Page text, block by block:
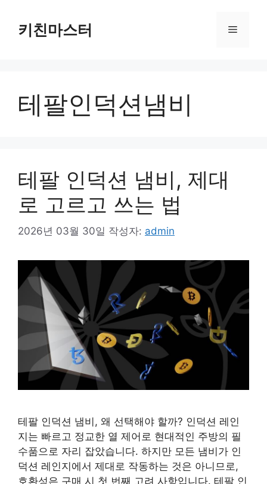
키친마스터 메
테팔인덕션냄비
테팔 인덕션 냄비, 제대
로 고르고 쓰는 법
2026년 03월 30일 작성자: admin
테팔 인덕션 냄비, 왜 선택해야 할까? 인덕션 레인
지는 빠르고 정교한 열 제어로 현대적인 주방의 필
수품으로 자리 잡았습니다. 하지만 모든 냄비가 인
덕션 레인지에서 제대로 작동하는 것은 아니므로,
호환성은 구매 시 첫 번째 고려 사항입니다. 테팔 인